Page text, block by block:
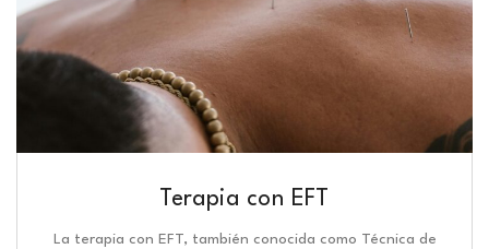
Terapia con EFT
La terapia con EFT, también conocida como Técnica de